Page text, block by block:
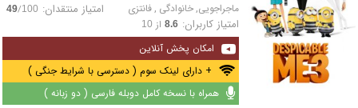
ماجراجویی,خانوادگی ,فانتزی امتیاز منتقدان: 49/100
امتیاز کاربران: 8.6از 10
امکان پخش آنلاین
+ دارای لینک سوم ( دسترسی با شرایط جنگی )
همراه با نسخه کامل دوبله فارسی ( دو زبانه )